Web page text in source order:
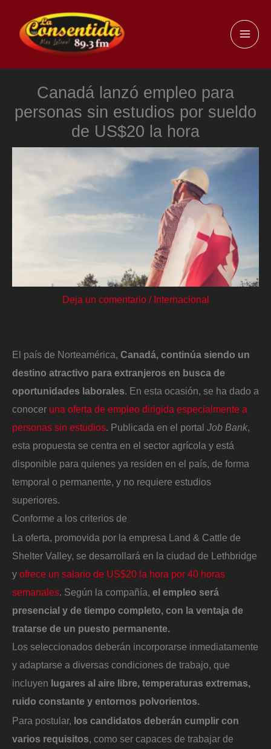
contenido
Canadá lanzó empleo para
personas sin estudios por sueldo
de US$20 la hora
Deja un comentario / Internacional
El país de Norteamérica, Canadá, continúa siendo un
destino atractivo para extranjeros en busca de
oportunidades laborales. En esta ocasión, se ha dado a
conocer una oferta de empleo dirigida especialmente a
personas sin estudios. Publicada en el portal Job Bank,
esta propuesta se centra en el sector agrícola y está
disponible para quienes ya residen en el país, de forma
temporal o permanente, y no requiere estudios
superiores.
Conforme a los criterios de
La oferta, promovida por la empresa Land & Cattle de
Shelter Valley, se desarrollará en la ciudad de Lethbridge
y ofrece un salario de US$20 la hora por 40 horas
semanales. Según la compañía, el empleo será
presencial y de tiempo completo, con la ventaja de
tratarse de un puesto permanente.
Los seleccionados deberán incorporarse inmediatamente
y adaptarse a diversas condiciones de trabajo, que
incluyen lugares al aire libre, temperaturas extremas,
ruido constante y entornos polvorientos.
Para postular, los candidatos deberán cumplir con
varios requisitos, como ser capaces de trabajar de